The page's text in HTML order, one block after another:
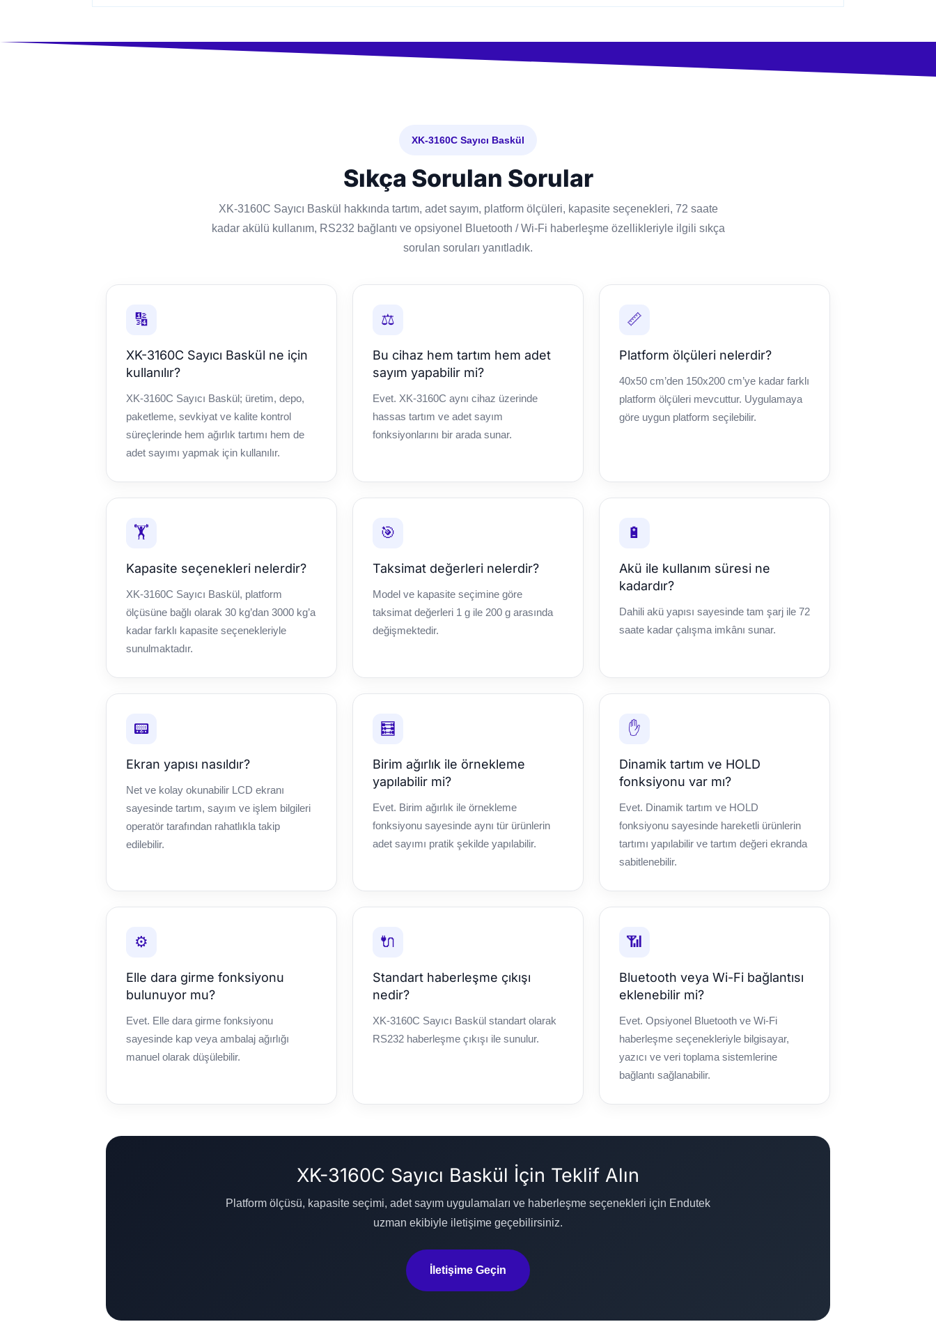
XK-3160C Sayıcı Baskül
Sıkça Sorulan Sorular
XK-3160C Sayıcı Baskül hakkında tartım, adet sayım, platform ölçüleri, kapasite seçenekleri, 72 saate
kadar akülü kullanım, RS232 bağlantı ve opsiyonel Bluetooth / Wi-Fi haberleşme özellikleriyle ilgili sıkça
sorulan soruları yanıtladık.
🔢
XK-3160C Sayıcı Baskül ne için
kullanılır?
XK-3160C Sayıcı Baskül; üretim, depo,
paketleme, sevkiyat ve kalite kontrol
süreçlerinde hem ağırlık tartımı hem de
adet sayımı yapmak için kullanılır.
⚖️
Bu cihaz hem tartım hem adet
sayım yapabilir mi?
Evet. XK-3160C aynı cihaz üzerinde
hassas tartım ve adet sayım
fonksiyonlarını bir arada sunar.
📏
Platform ölçüleri nelerdir?
40x50 cm’den 150x200 cm’ye kadar farklı
platform ölçüleri mevcuttur. Uygulamaya
göre uygun platform seçilebilir.
🏋️
Kapasite seçenekleri nelerdir?
XK-3160C Sayıcı Baskül, platform
ölçüsüne bağlı olarak 30 kg’dan 3000 kg’a
kadar farklı kapasite seçenekleriyle
sunulmaktadır.
🎯
Taksimat değerleri nelerdir?
Model ve kapasite seçimine göre
taksimat değerleri 1 g ile 200 g arasında
değişmektedir.
🔋
Akü ile kullanım süresi ne
kadardır?
Dahili akü yapısı sayesinde tam şarj ile 72
saate kadar çalışma imkânı sunar.
📟
Ekran yapısı nasıldır?
Net ve kolay okunabilir LCD ekranı
sayesinde tartım, sayım ve işlem bilgileri
operatör tarafından rahatlıkla takip
edilebilir.
🧮
Birim ağırlık ile örnekleme
yapılabilir mi?
Evet. Birim ağırlık ile örnekleme
fonksiyonu sayesinde aynı tür ürünlerin
adet sayımı pratik şekilde yapılabilir.
✋
Dinamik tartım ve HOLD
fonksiyonu var mı?
Evet. Dinamik tartım ve HOLD
fonksiyonu sayesinde hareketli ürünlerin
tartımı yapılabilir ve tartım değeri ekranda
sabitlenebilir.
⚙️
Elle dara girme fonksiyonu
bulunuyor mu?
Evet. Elle dara girme fonksiyonu
sayesinde kap veya ambalaj ağırlığı
manuel olarak düşülebilir.
🔌
Standart haberleşme çıkışı
nedir?
XK-3160C Sayıcı Baskül standart olarak
RS232 haberleşme çıkışı ile sunulur.
📶
Bluetooth veya Wi-Fi bağlantısı
eklenebilir mi?
Evet. Opsiyonel Bluetooth ve Wi-Fi
haberleşme seçenekleriyle bilgisayar,
yazıcı ve veri toplama sistemlerine
bağlantı sağlanabilir.
XK-3160C Sayıcı Baskül İçin Teklif Alın
Platform ölçüsü, kapasite seçimi, adet sayım uygulamaları ve haberleşme seçenekleri için Endutek
uzman ekibiyle iletişime geçebilirsiniz.
İletişime Geçin